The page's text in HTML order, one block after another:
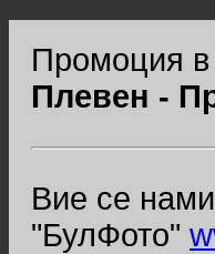
Промоция
Плевен -
Вие се
"БулФото"